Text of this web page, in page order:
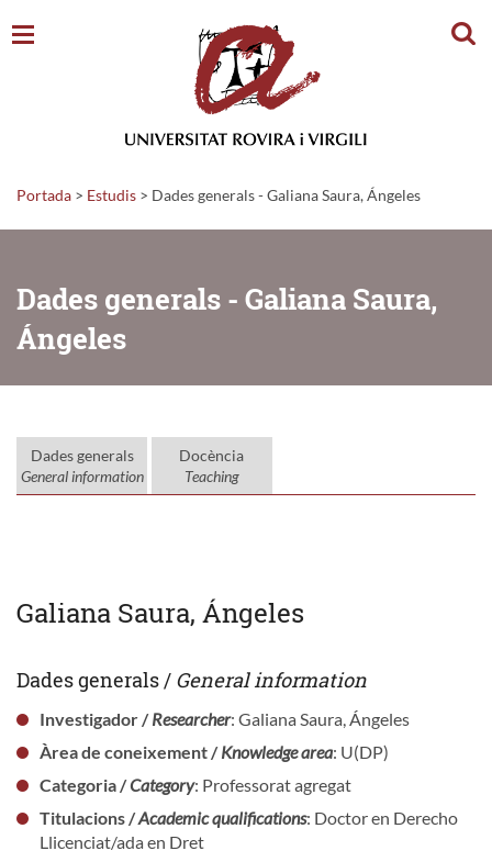
Portada > Estudis > Dades generals - Galiana Saura, Ángeles
Dades generals - Galiana Saura,
Ángeles
Dades generals
General information
Docència
Teaching
Galiana Saura, Ángeles
Dades generals / General information
Investigador /Researcher: Galiana Saura, Ángeles
Àrea de coneixement /Knowledge area: U(DP)
Categoria /Category: Professorat agregat
Titulacions /Academic qualifications: Doctor en Derecho
Llicenciat/ada en Dret